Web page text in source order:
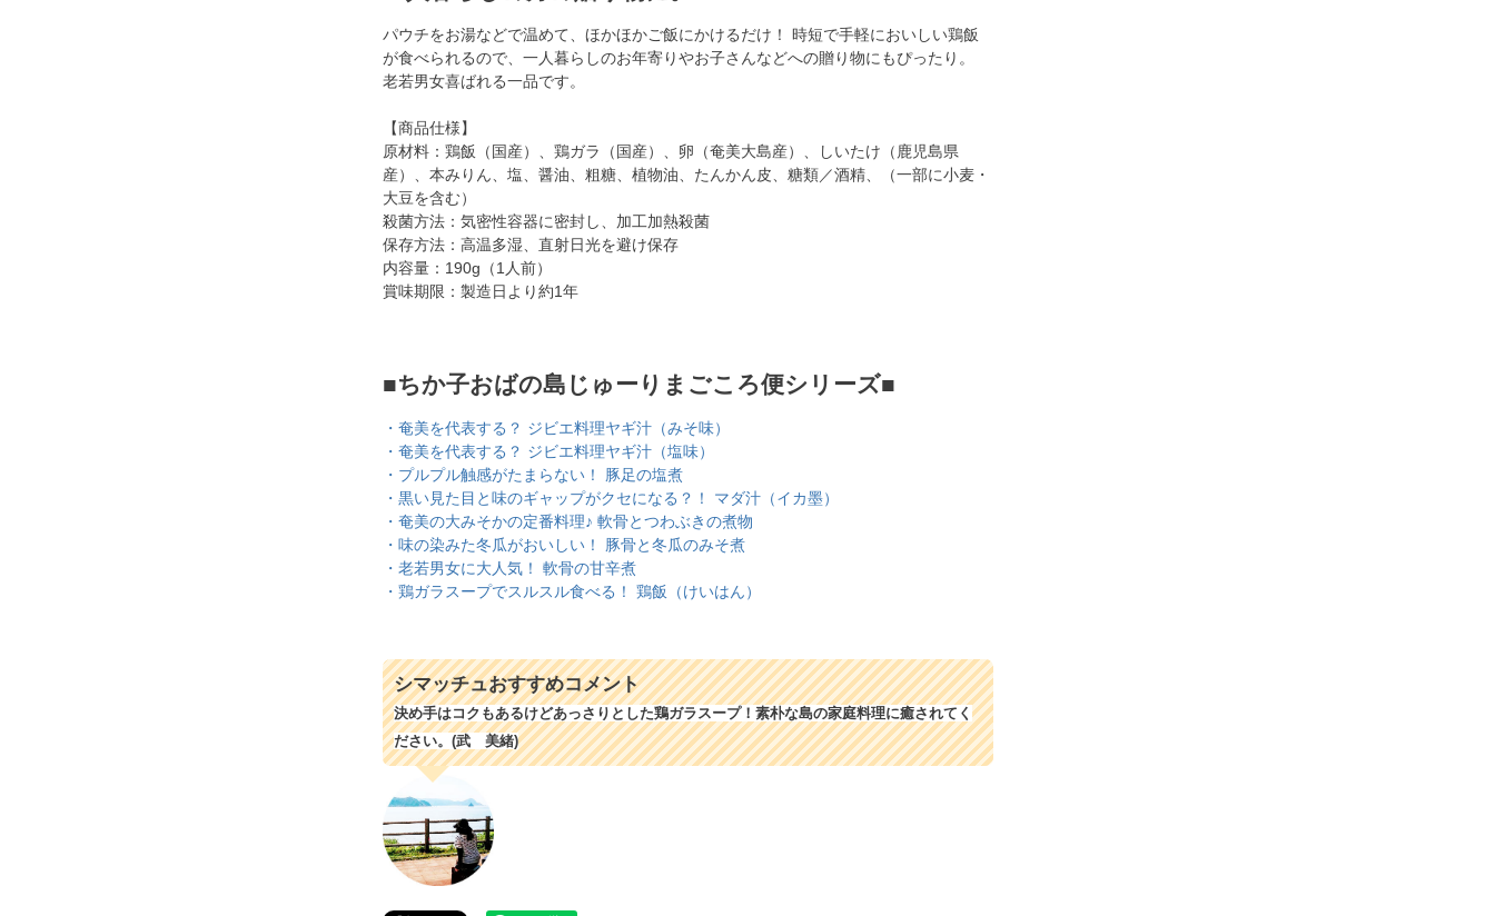
パウチをお湯などで温めて、ほかほかご飯にかけるだけ！ 時短で手軽においしい鶏飯
が食べられるので、一人暮らしのお年寄りやお子さんなどへの贈り物にもぴったり。
老若男女喜ばれる一品です。
【商品仕様】
原材料：鶏飯（国産）、鶏ガラ（国産）、卵（奄美大島産）、しいたけ（鹿児島県
産）、本みりん、塩、醤油、粗糖、植物油、たんかん皮、糖類／酒精、（一部に小麦・
大豆を含む）
殺菌方法：気密性容器に密封し、加工加熱殺菌
保存方法：高温多湿、直射日光を避け保存
内容量：190g（1人前）
賞味期限：製造日より約1年
■ちか子おばの島じゅーりまごころ便シリーズ■
・奄美を代表する？ ジビエ料理ヤギ汁（みそ味）
・奄美を代表する？ ジビエ料理ヤギ汁（塩味）
・プルプル触感がたまらない！ 豚足の塩煮
・黒い見た目と味のギャップがクセになる？！ マダ汁（イカ墨）
・奄美の大みそかの定番料理♪ 軟骨とつわぶきの煮物
・味の染みた冬瓜がおいしい！ 豚骨と冬瓜のみそ煮
・老若男女に大人気！ 軟骨の甘辛煮
・鶏ガラスープでスルスル食べる！ 鶏飯（けいはん）
シマッチュおすすめコメント
決め手はコクもあるけどあっさりとした鶏ガラスープ！素朴な島の家庭料理に癒されてく
ださい。(武 美緒)